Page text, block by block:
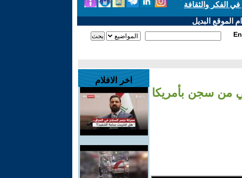
الفكر والثقافة
الموقع البديل
من سجن بأمريكا
اخر الافلام